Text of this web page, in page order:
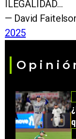
ILEGALIDAD…
— David
2025